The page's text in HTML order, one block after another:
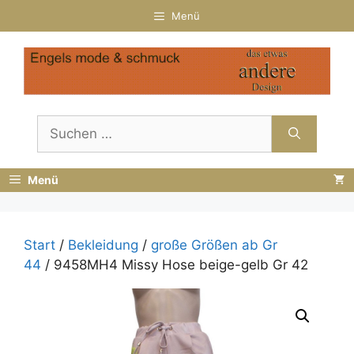
Inhalt
springen
Menü
nach:
Menü
Start / Bekleidung / große Größen ab Gr
44 / 9458MH4 Missy Hose beige-gelb Gr 42